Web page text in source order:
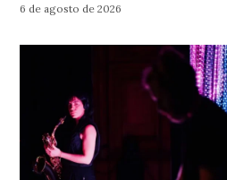
6 de agosto de 2026